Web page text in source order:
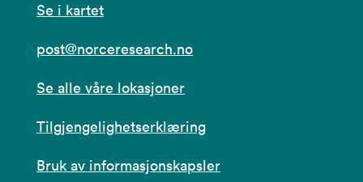
Se i kartet
post@norceresearch.no
Se alle våre lokasjoner
Tilgjengelighetserklæring
Bruk av informasjonskapsler